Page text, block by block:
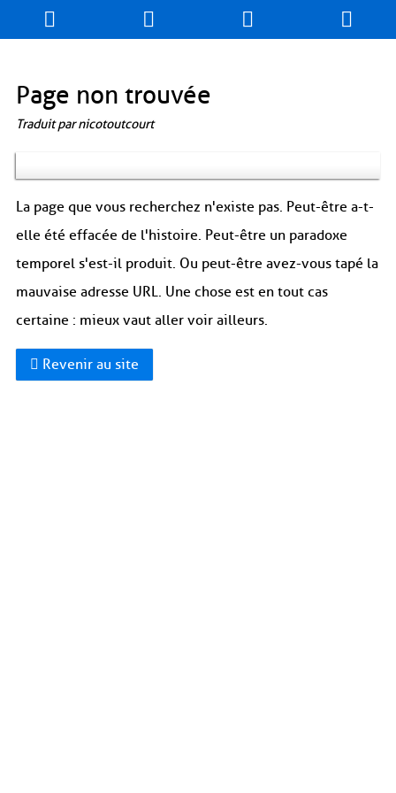
Page non trouvée
Traduit par nicotoutcourt
La page que vous recherchez n'existe pas. Peut-être a-t-
elle été effacée de l'histoire. Peut-être un paradoxe
temporel s'est-il produit. Ou peut-être avez-vous tapé la
mauvaise adresse URL. Une chose est en tout cas
certaine : mieux vaut aller voir ailleurs.
Revenir au site